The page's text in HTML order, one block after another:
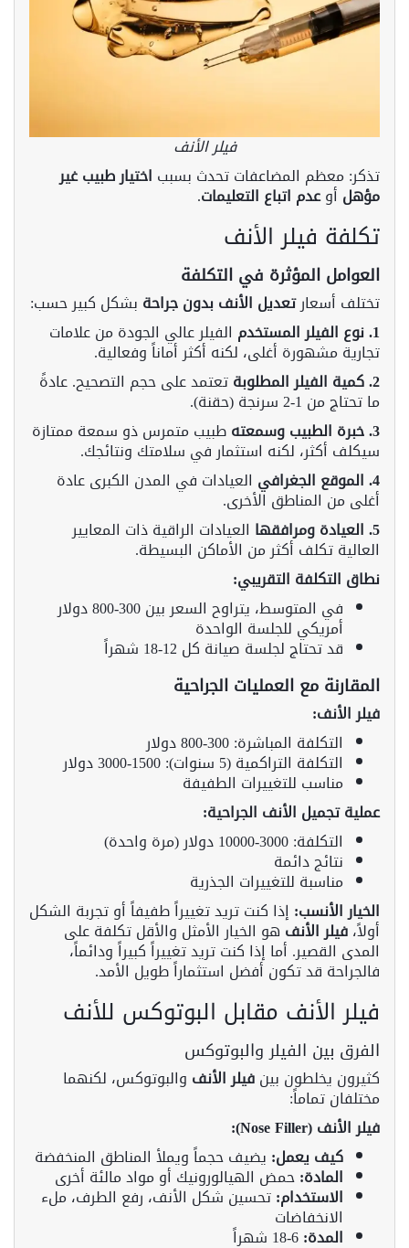
فيلر الأنف
تذكر: معظم المضاعفات تحدث بسبب اختيار طبيب غير
مؤهل أوعدم اتباع التعليمات.
تكلفة فيلر الأنف
العوامل المؤثرة في التكلفة
تختلف أسعارتعديل الأنف بدون جراحة بشكل كبير حسب:
1. نوع الفيلر المستخدم
الفيلر عالي الجودة من علامات
تجارية مشهورة أغلى، لكنه أكثر أماناً وفعالية.
2. كمية الفيلر المطلوبة
تعتمد على حجم التصحيح. عادةً
ما تحتاج من 1-2 سرنجة (حقنة).
3. خبرة الطبيب وسمعته
طبيب متمرس ذو سمعة ممتازة
سيكلف أكثر، لكنه استثمار في سلامتك ونتائجك.
4. الموقع الجغرافي
العيادات في المدن الكبرى عادة
أغلى من المناطق الأخرى.
5. العيادة ومرافقها
العيادات الراقية ذات المعايير
العالية تكلف أكثر من الأماكن البسيطة.
نطاق التكلفة التقريبي:
في المتوسط، يتراوح السعر بين 300-800 دولار
أمريكي للجلسة الواحدة
قد تحتاج لجلسة صيانة كل 12-18 شهراً
المقارنة مع العمليات الجراحية
فيلر الأنف:
التكلفة المباشرة: 300-800 دولار
التكلفة التراكمية (5 سنوات): 1500-3000 دولار
مناسب للتغييرات الطفيفة
عملية تجميل الأنف الجراحية:
التكلفة: 3000-10000 دولار (مرة واحدة)
نتائج دائمة
مناسبة للتغييرات الجذرية
الخيار الأنسب: إذا كنت تريد تغييراً طفيفاً أو تجربة الشكل
أولاً،فيلر الأنف هو الخيار الأمثل والأقل تكلفة على
المدى القصير. أما إذا كنت تريد تغييراً كبيراً ودائماً،
فالجراحة قد تكون أفضل استثماراً طويل الأمد.
فيلر الأنف مقابل البوتوكس للأنف
الفرق بين الفيلر والبوتوكس
كثيرون يخلطون بينفيلر الأنف والبوتوكس، لكنهما
مختلفان تماماً:
فيلر الأنف (Nose Filler):
كيف يعمل: يضيف حجماً ويملأ المناطق المنخفضة
المادة:حمض الهيالورونيك أو مواد مالئة أخرى
الاستخدام:تحسين شكل الأنف، رفع الطرف، ملء
الانخفاضات
المدة: